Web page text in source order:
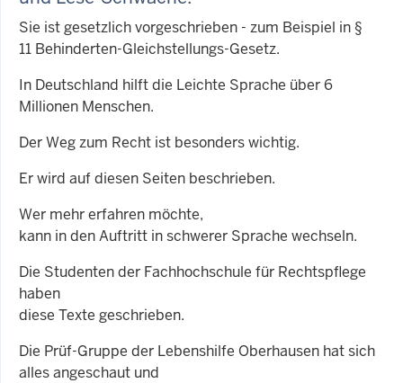
Sie ist gesetzlich vorgeschrieben - zum Beispiel in §
11 Behinderten-Gleichstellungs-Gesetz.
In Deutschland hilft die Leichte Sprache über 6
Millionen Menschen.
Der Weg zum Recht ist besonders wichtig.
Er wird auf diesen Seiten beschrieben.
Wer mehr erfahren möchte,
kann in den Auftritt in schwerer Sprache wechseln.
Die Studenten der Fachhochschule für Rechtspflege
haben
diese Texte geschrieben.
Die Prüf-Gruppe der Lebenshilfe Oberhausen hat sich
alles angeschaut und